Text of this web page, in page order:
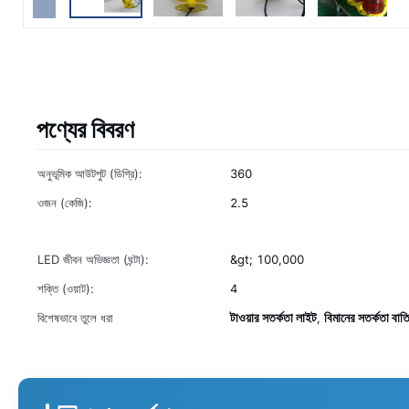
পণ্যের বিবরণ
অনুভূমিক আউটপুট (ডিগ্রি):
360
ওজন (কেজি):
2.5
LED জীবন অভিজ্ঞতা (ঘন্টা):
&gt; 100,000
শক্তি (ওয়াট):
4
বিশেষভাবে তুলে ধরা
টাওয়ার সতর্কতা লাইট, বিমানের সতর্কতা বাতি